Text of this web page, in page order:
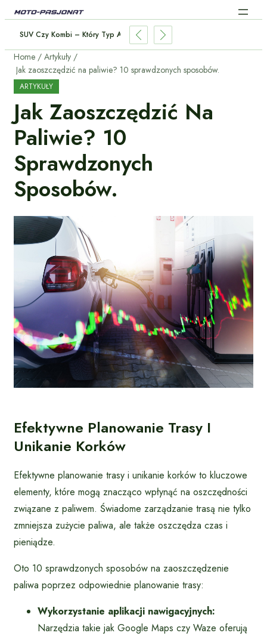
SUV Czy Kombi – Który Typ Auta Wybrać Dla Rodziny?
Home
Artykuły
Jak zaoszczędzić na paliwie? 10 sprawdzonych sposobów.
ARTYKUŁY
Jak Zaoszczędzić Na
Paliwie? 10
Sprawdzonych
Sposobów.
Efektywne Planowanie Trasy I
Unikanie Korków
Efektywne planowanie trasy i unikanie korków to kluczowe
elementy, które mogą znacząco wpłynąć na oszczędności
związane z paliwem. Świadome zarządzanie trasą nie tylko
zmniejsza zużycie paliwa, ale także oszczędza czas i
pieniądze.
Oto 10 sprawdzonych sposobów na zaoszczędzenie
paliwa poprzez odpowiednie planowanie trasy:
Wykorzystanie aplikacji nawigacyjnych:
Narzędzia takie jak Google Maps czy Waze oferują